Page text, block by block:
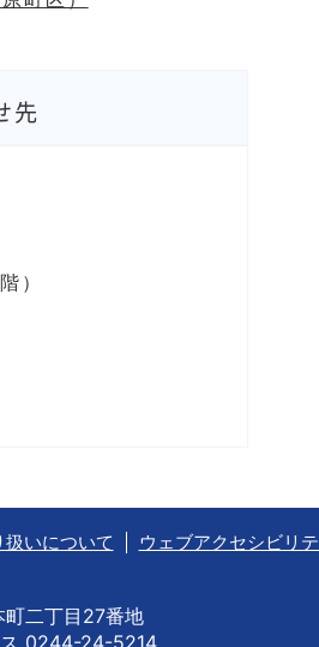
先
）
いについて ウェブアクセシビリ
二丁目27番地